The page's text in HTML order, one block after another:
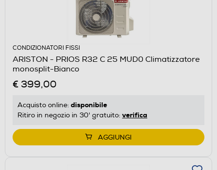
CONDIZIONATORI FISSI
ARISTON - PRIOS R32 C 25 MUD0 Climatizzatore
monosplit-Bianco
€ 399,00
Acquisto online: disponibile
Ritiro in negozio in 30' gratuito: verifica
AGGIUNGI